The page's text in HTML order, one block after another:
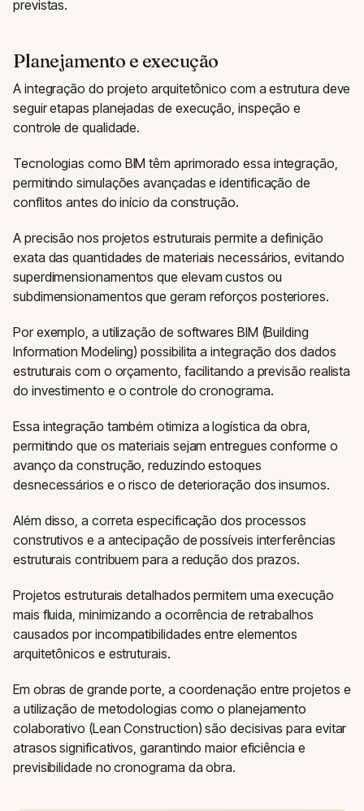
previstas.
Planejamento e execução
A integração do projeto arquitetônico com a estrutura deve
seguir etapas planejadas de execução, inspeção e
controle de qualidade.
Tecnologias como BIM têm aprimorado essa integração,
permitindo simulações avançadas e identificação de
conflitos antes do início da construção.
A precisão nos projetos estruturais permite a definição
exata das quantidades de materiais necessários, evitando
superdimensionamentos que elevam custos ou
subdimensionamentos que geram reforços posteriores.
Por exemplo, a utilização de softwares BIM (Building
Information Modeling) possibilita a integração dos dados
estruturais com o orçamento, facilitando a previsão realista
do investimento e o controle do cronograma.
Essa integração também otimiza a logística da obra,
permitindo que os materiais sejam entregues conforme o
avanço da construção, reduzindo estoques
desnecessários e o risco de deterioração dos insumos.
Além disso, a correta especificação dos processos
construtivos e a antecipação de possíveis interferências
estruturais contribuem para a redução dos prazos.
Projetos estruturais detalhados permitem uma execução
mais fluida, minimizando a ocorrência de retrabalhos
causados por incompatibilidades entre elementos
arquitetônicos e estruturais.
Em obras de grande porte, a coordenação entre projetos e
a utilização de metodologias como o planejamento
colaborativo (Lean Construction) são decisivas para evitar
atrasos significativos, garantindo maior eficiência e
previsibilidade no cronograma da obra.